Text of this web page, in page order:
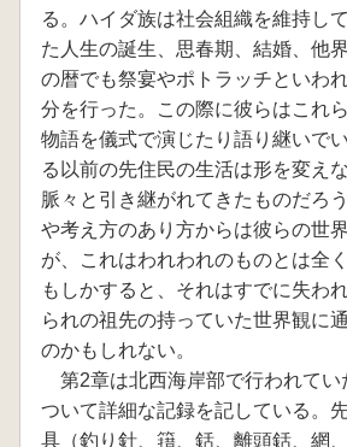
る。ハイダ族は社会組織を維持し
た人生の誕生、思春期、結婚、他
の暦でも祭宴やポトラッチといわ
分を行った。この際に彼らはこれ
物語を儀式で演じたり語り継いで
る以前の先住民の生活は形を変え
脈々と引き継がれてきたものだろ
や考え方のあり方からは彼らの世
が、これはわれわれのものとは全
もしかすると、それはすでに失わ
られの祖先の持っていた世界観に
のかもしれない。
第2章は北西海岸部で行われてい
ついて詳細な記録を記している。
具（釣り針、簎、銛、離頭銛、網